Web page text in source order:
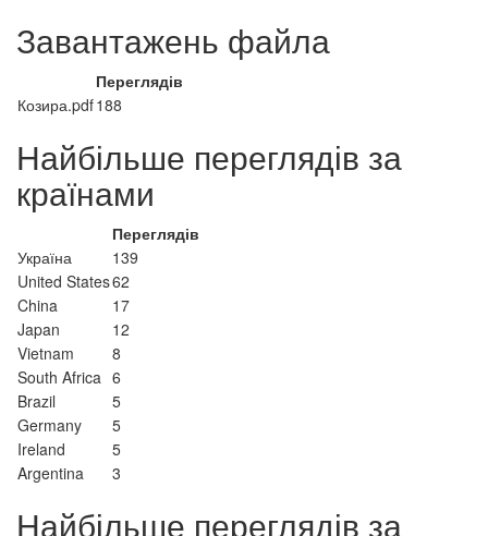
Завантажень файла
Переглядів
Козира.pdf188
Найбільше переглядів за
країнами
Переглядів
Україна
139
United States62
China
17
Japan
12
Vietnam
8
South Africa 6
Brazil
5
Germany
5
Ireland
5
Argentina
3
Найбільше переглядів за